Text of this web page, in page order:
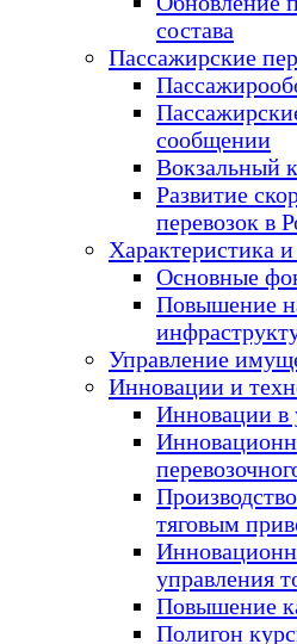
состава
Пассажирские
сообщении
Вокзальный
Развитие
перевозок в
Характеристика
Основные
Повышение
Управление
Инновации и
Инновации в
тяговым
управления
Повышение
Полигон